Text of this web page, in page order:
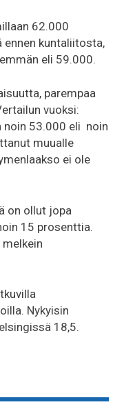
62.000
ennen kuntaliitosta,
eli 59.000.
parempaa
vuoksi:
noin 53.000 eli noin
muualle
ei ole
on ollut jopa
15 prosenttia.
Nykyisin
18,5.